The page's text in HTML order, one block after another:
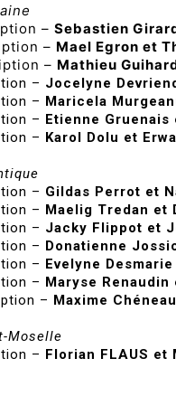
– Sebastien
– Mael Egron et
– Mathieu
– Jocelyne
– Maricela
– Etienne
– Karol Dolu et
– Gildas Perrot et
– Maelig Tredan et
– Jacky Flippot et
– Donatienne
– Evelyne
– Maryse
– Maxime
Moselle
– Florian FLAUS et